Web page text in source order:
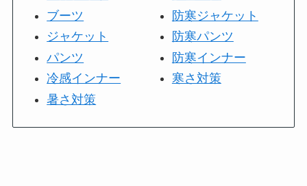
ブーツ
ジャケット
パンツ
冷感インナー
暑さ対策
防寒ジャケット
防寒パンツ
防寒インナー
寒さ対策